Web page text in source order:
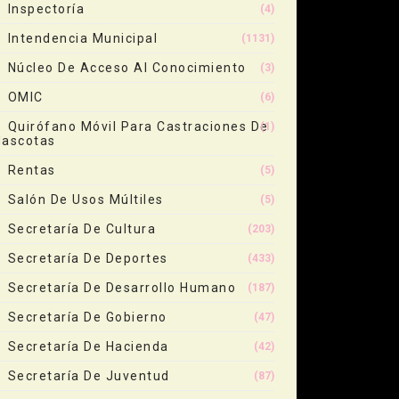
Inspectoría (4)
Intendencia Municipal (1131)
Núcleo De Acceso Al Conocimiento (3)
OMIC (6)
Quirófano Móvil Para Castraciones De(1)
Rentas (5)
Salón De Usos Múltiles (5)
Secretaría De Cultura (203)
Secretaría De Deportes (433)
Secretaría De Desarrollo Humano (187)
Secretaría De Gobierno (47)
Secretaría De Hacienda (42)
Secretaría De Juventud (87)